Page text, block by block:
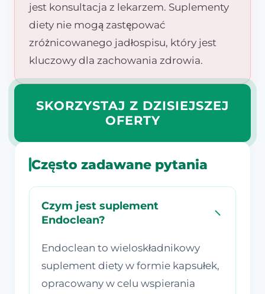
jest konsultacja z lekarzem. Suplementy
diety nie mogą zastępować
zróżnicowanego jadłospisu, który jest
kluczowy dla zachowania zdrowia.
SKORZYSTAJ Z DZISIEJSZEJ
OFERTY
Często zadawane pytania
Czym jest suplement
Endoclean?
Endoclean to wieloskładnikowy
suplement diety w formie kapsułek,
opracowany w celu wspierania